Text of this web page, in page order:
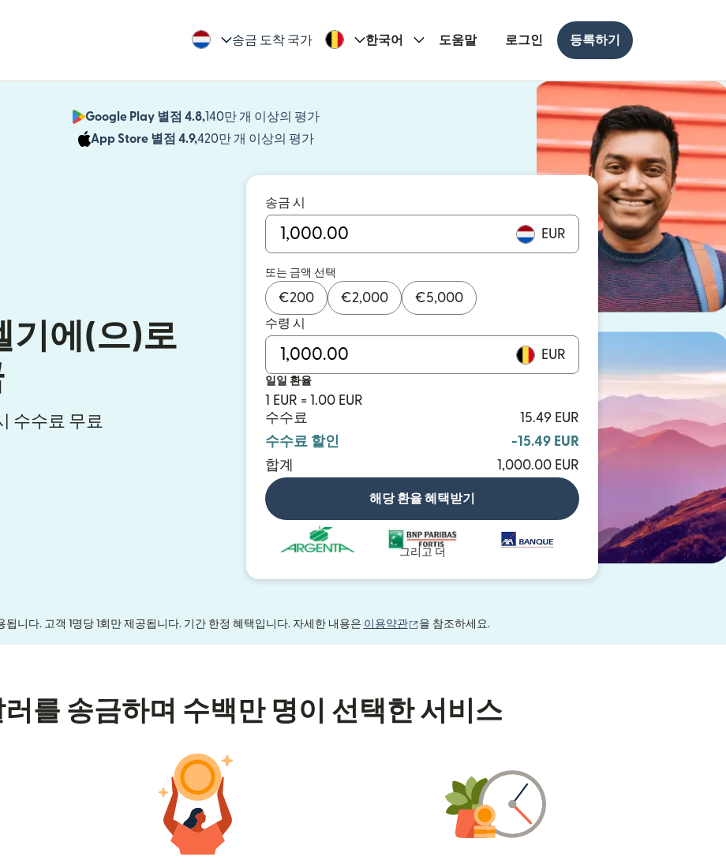
송금 도착 국가 한국어 도움말 로그인 등록하기
Google Play 별점 4.8,140만 개 이상의 평가
App Store 별점 4.9,420만 개 이상의 평가
기에(으)로
수수료 무료
송금 시
EUR
또는 금액 선택
€200 €2,000 €5,000
수령 시
EUR
일일 환율
1 EUR = 1.00 EUR
수수료
15.49 EUR
수수료 할인
-15.49 EUR
합계
1,000.00 EUR
해당 환율 혜택받기
그리고 더
됩니다. 고객 1명당 1회만 제공됩니다. 기간 한정 혜택입니다. 자세한 내용은 이용약관 (새 창에서 열림)
을 참조하세요.
를 송금하며 수백만 명이 선택한 서비스